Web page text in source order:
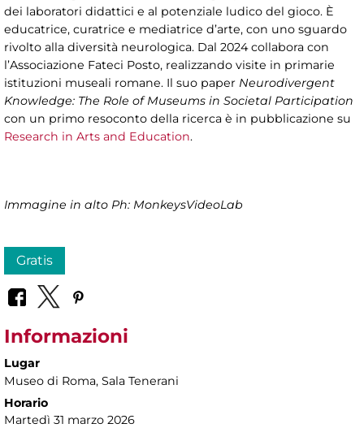
dei laboratori didattici e al potenziale ludico del gioco. È
educatrice, curatrice e mediatrice d’arte, con uno sguardo
rivolto alla diversità neurologica. Dal 2024 collabora con
l’Associazione Fateci Posto, realizzando visite in primarie
istituzioni museali romane. Il suo paper Neurodivergent
Knowledge: The Role of Museums in Societal Participation
con un primo resoconto della ricerca è in pubblicazione su
Research in Arts and Education.
Immagine in alto Ph: MonkeysVideoLab
Gratis
Informazioni
Lugar
Museo di Roma, Sala Tenerani
Horario
Martedì 31 marzo 2026